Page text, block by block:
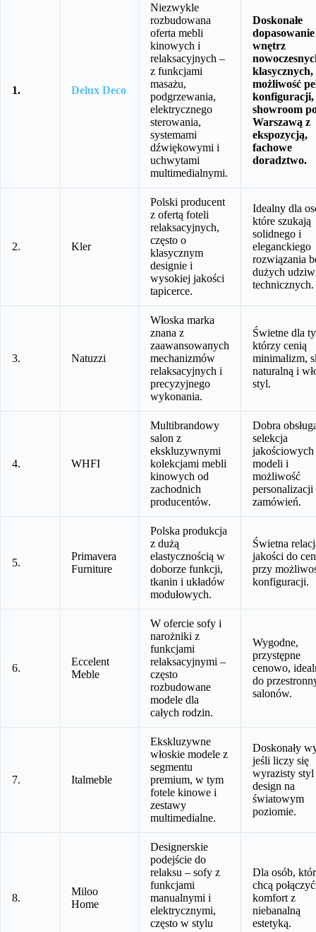
1. Delux Deco
Niezwykle
rozbudowana
oferta mebli
kinowych i
relaksacyjnych –
z funkcjami
masażu,
podgrzewania,
elektrycznego
sterowania,
systemami
dźwiękowymi i
uchwytami
multimedialnymi.
Doskonałe
wnętrz
klasycznych,
możliwość
konfiguracji,
showroom
Warszawą z
ekspozycją,
fachowe
doradztwo.
2. Kler
Polski producent
z ofertą foteli
relaksacyjnych,
często o
klasycznym
designie i
wysokiej jakości
tapicerce.
Idealny dla
które szukają
solidnego i
eleganckiego
rozwiązania
dużych
technicznych.
3. Natuzzi
Włoska marka
znana z
zaawansowanych
mechanizmów
relaksacyjnych i
precyzyjnego
wykonania.
Świetne dla
którzy cenią
minimalizm,
naturalną i
styl.
4. WHFI
Multibrandowy
salon z
ekskluzywnymi
kolekcjami mebli
kinowych od
zachodnich
producentów.
Dobra
selekcja
jakościowych
modeli i
możliwość
personalizacji
zamówień.
5.
Primavera
Furniture
Polska produkcja
z dużą
elastycznością w
doborze funkcji,
tkanin i układów
modułowych.
Świetna
jakości do
przy
konfiguracji.
6.
Eccelent
Meble
W ofercie sofy i
narożniki z
funkcjami
relaksacyjnymi –
często
rozbudowane
modele dla
całych rodzin.
Wygodne,
przystępne
cenowo,
do
salonów.
7. Italmeble
Ekskluzywne
włoskie modele z
segmentu
premium, w tym
fotele kinowe i
zestawy
multimedialne.
Doskonały
jeśli liczy się
wyrazisty
design na
światowym
poziomie.
8.
Miloo
Home
Designerskie
podejście do
relaksu – sofy z
funkcjami
manualnymi i
elektrycznymi,
często w stylu
Dla osób,
chcą połączyć
komfort z
niebanalną
estetyką.